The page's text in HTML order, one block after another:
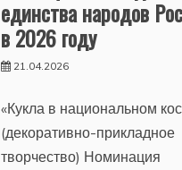
единства народов
в 2026 году
21.04.2026
«Кукла в национальном
(декоративно-прикладное
творчество) Номинация